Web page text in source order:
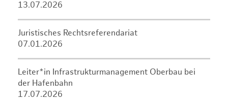
13.07.2026
Juristisches Rechtsreferendariat
07.01.2026
Leiter*in Infrastrukturmanagement Oberbau bei
der Hafenbahn
17.07.2026